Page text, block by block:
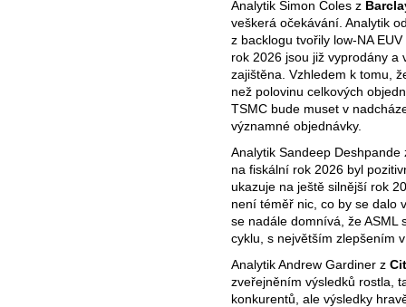
Analytik Simon Coles z
veškerá očekávání. Analytik
z backlogu tvořily low-NA
rok 2026 jsou již vyprodány a
zajištěna. Vzhledem k tomu,
než polovinu celkových
TSMC bude muset v
významné objednávky.
Analytik Sandeep
na fiskální rok 2026 byl
ukazuje na ještě silnější rok
není téměř nic, co by se dalo
se nadále domnívá, že ASML
cyklu, s největším zlepšením
Analytik Andrew Gardiner z
zveřejněním výsledků rostla,
konkurentů, ale výsledky